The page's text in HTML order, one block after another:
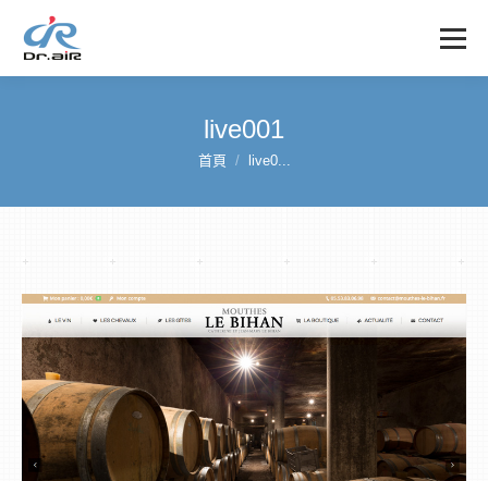
live001
您在這裡：
首頁 live0...